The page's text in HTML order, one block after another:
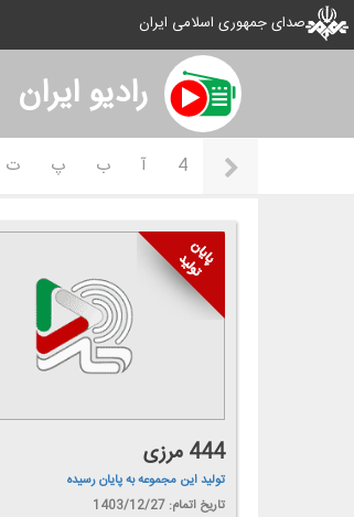
صدای جمهوری اسلامی ایران
رادیو ايران
4 آ ب پ ت
444 مرزی
تولید این مجموعه به پایان رسیده
تاریخ اتمام: 1403/12/27